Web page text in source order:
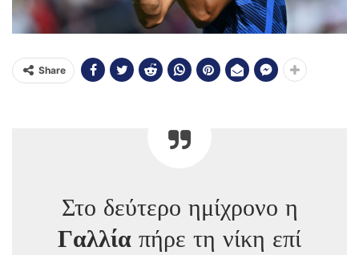
Share
Στο δεύτερο ημίχρονο η
Γαλλία πήρε τη νίκη επί